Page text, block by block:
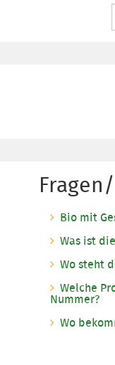
Bio mit
Was ist
Wo steht
Welche
Nummer?
Wo